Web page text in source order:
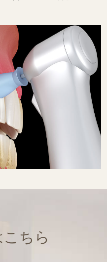
ちら